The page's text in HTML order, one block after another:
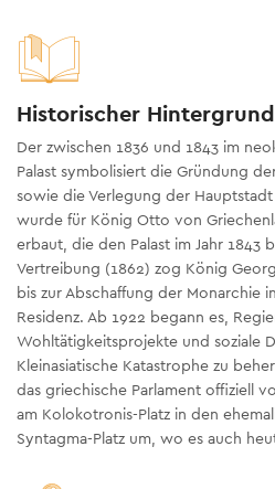
Historischer Hintergrund
Der zwischen 1836 und 1843 im
Palast symbolisiert die Gründung
sowie die Verlegung der
wurde für König Otto von
erbaut, die den Palast im Jahr 1843
Vertreibung (1862) zog König
bis zur Abschaffung der Monarchie
Residenz. Ab 1922 begann es,
Wohltätigkeitsprojekte und soziale
Kleinasiatische Katastrophe zu
das griechische Parlament offiziell
am Kolokotronis-Platz in den
Syntagma-Platz um, wo es auch